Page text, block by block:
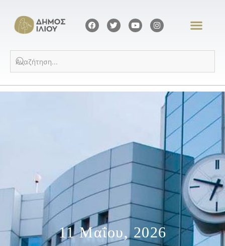
11 Μαΐου, 2026